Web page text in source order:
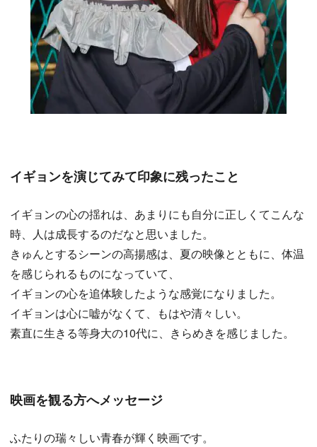
イギョンを演じてみて印象に残ったこと
イギョンの心の揺れは、あまりにも自分に正しくてこんな
時、人は成長するのだなと思いました。
きゅんとするシーンの高揚感は、夏の映像とともに、体温
を感じられるものになっていて、
イギョンの心を追体験したような感覚になりました。
イギョンは心に嘘がなくて、もはや清々しい。
素直に生きる等身大の10代に、きらめきを感じました。
映画を観る方へメッセージ
ふたりの瑞々しい青春が輝く映画です。